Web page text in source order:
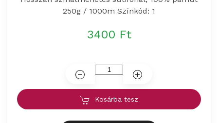
250g / 1000m Színkód: 1
3400 Ft
Kosárba tesz